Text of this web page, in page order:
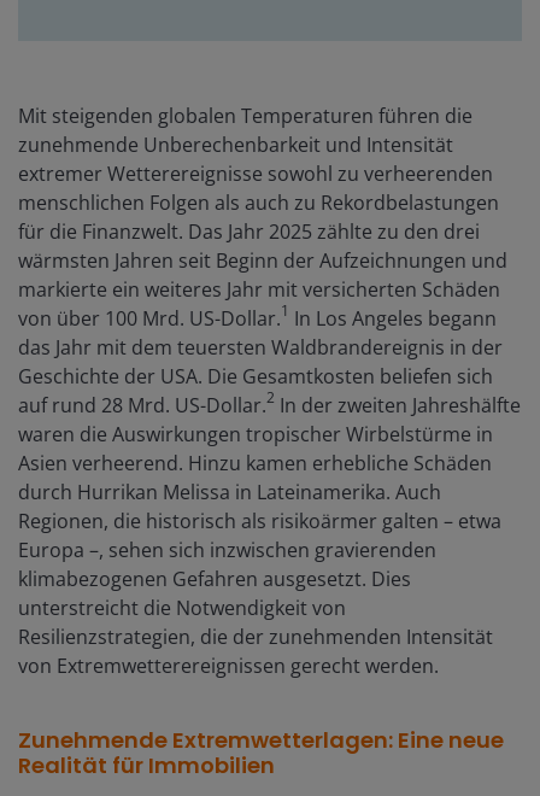
Mit steigenden globalen Temperaturen führen die
zunehmende Unberechenbarkeit und Intensität
extremer Wetterereignisse sowohl zu verheerenden
menschlichen Folgen als auch zu Rekordbelastungen
für die Finanzwelt. Das Jahr 2025 zählte zu den drei
wärmsten Jahren seit Beginn der Aufzeichnungen und
markierte ein weiteres Jahr mit versicherten Schäden
von über 100 Mrd. US-Dollar.1 In Los Angeles begann
das Jahr mit dem teuersten Waldbrandereignis in der
Geschichte der USA. Die Gesamtkosten beliefen sich
auf rund 28 Mrd. US-Dollar.2 In der zweiten Jahreshälfte
waren die Auswirkungen tropischer Wirbelstürme in
Asien verheerend. Hinzu kamen erhebliche Schäden
durch Hurrikan Melissa in Lateinamerika. Auch
Regionen, die historisch als risikoärmer galten – etwa
Europa –, sehen sich inzwischen gravierenden
klimabezogenen Gefahren ausgesetzt. Dies
unterstreicht die Notwendigkeit von
Resilienzstrategien, die der zunehmenden Intensität
von Extremwetterereignissen gerecht werden.
Zunehmende Extremwetterlagen: Eine neue
Realität für Immobilien